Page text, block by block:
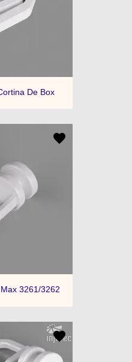
De Box
3261/3262